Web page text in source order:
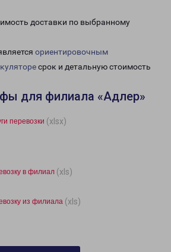
доставки по выбранному
ориентировочным
срок и детальную стоимость
для филиала «Адлер»
перевозки (xlsx)
в филиал (xls)
из филиала (xls)